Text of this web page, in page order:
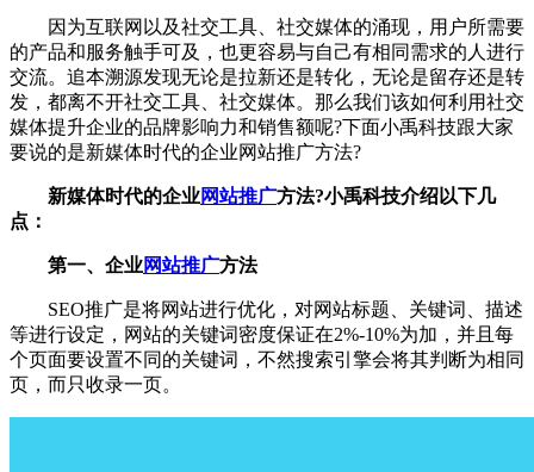
因为互联网以及社交工具、社交媒体的涌现，用户所需要
的产品和服务触手可及，也更容易与自己有相同需求的人进行
交流。追本溯源发现无论是拉新还是转化，无论是留存还是转
发，都离不开社交工具、社交媒体。那么我们该如何利用社交
媒体提升企业的品牌影响力和销售额呢?下面小禹科技跟大家
要说的是新媒体时代的企业网站推广方法?
新媒体时代的企业网站推广方法?小禹科技介绍以下几
点：
第一、企业网站推广方法
SEO推广是将网站进行优化，对网站标题、关键词、描述
等进行设定，网站的关键词密度保证在2%-10%为加，并且每
个页面要设置不同的关键词，不然搜索引擎会将其判断为相同
页，而只收录一页。